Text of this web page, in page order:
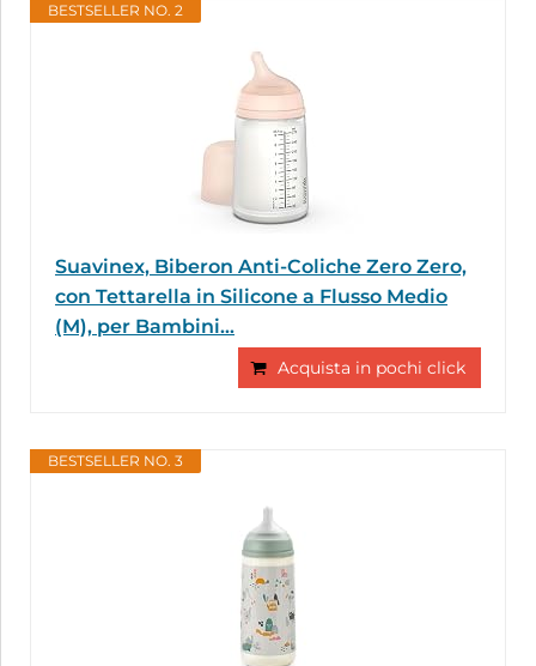
BESTSELLER NO. 2
Suavinex, Biberon Anti-Coliche Zero Zero,
con Tettarella in Silicone a Flusso Medio
(M), per Bambini...
Acquista in pochi click
BESTSELLER NO. 3